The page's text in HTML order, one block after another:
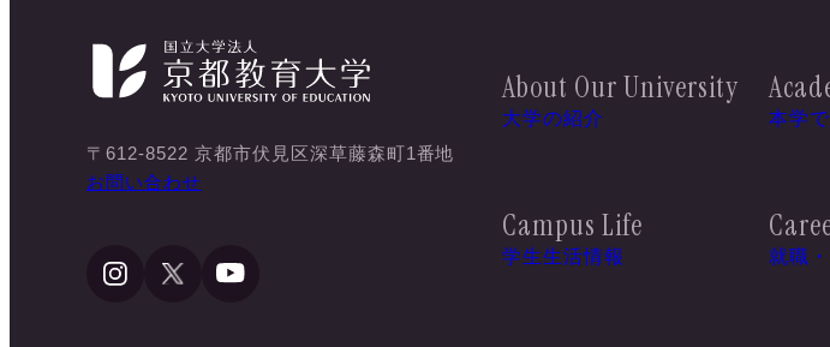
〒612-8522 京都市伏見区深草藤森町1番地
お問い合わせ
About Our University
大学の紹介 本学
Campus Life
学生生活情報 就職